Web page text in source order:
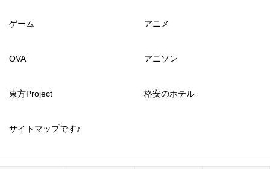
ゲーム アニメ
OVA アニソン
東方Project 格安のホテル
サイトマップです♪